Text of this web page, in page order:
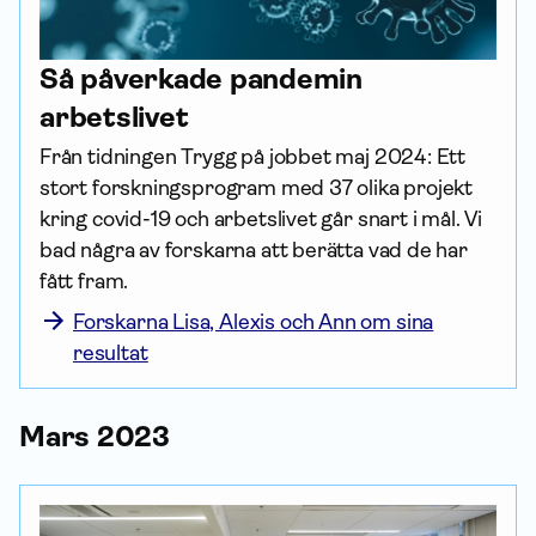
Så påverkade pandemin
arbetslivet
Från tidningen Trygg på jobbet maj 2024: Ett
stort forsknings­program med 37 olika projekt
kring covid-19 och arbetslivet går snart i mål. Vi
bad några av forskarna att berätta vad de har
fått fram.
Forskarna Lisa, Alexis och Ann om sina
resultat
Mars 2023